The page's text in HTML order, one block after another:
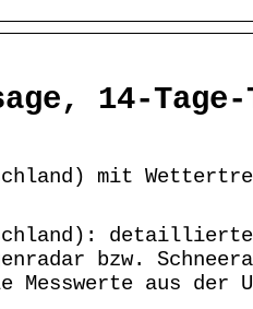
14-Tage-
mit
detaillierte
bzw.
aus der